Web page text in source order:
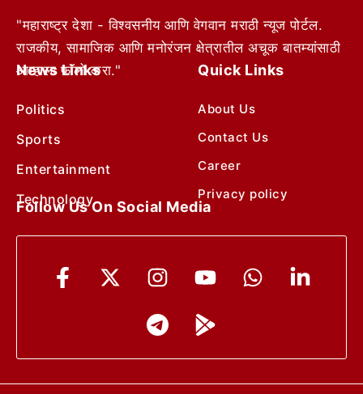
"महाराष्ट्र देशा - विश्वसनीय आणि वेगवान मराठी न्यूज पोर्टल.
राजकीय, सामाजिक आणि मनोरंजन क्षेत्रातील अचूक बातम्यांसाठी
आम्हाला फॉलो करा."
News Links
Politics
Sports
Entertainment
Technology
Quick Links
About Us
Contact Us
Career
Privacy policy
Follow Us On Social Media